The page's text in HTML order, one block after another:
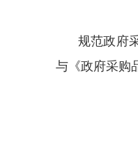
规范政府
与《政府采购